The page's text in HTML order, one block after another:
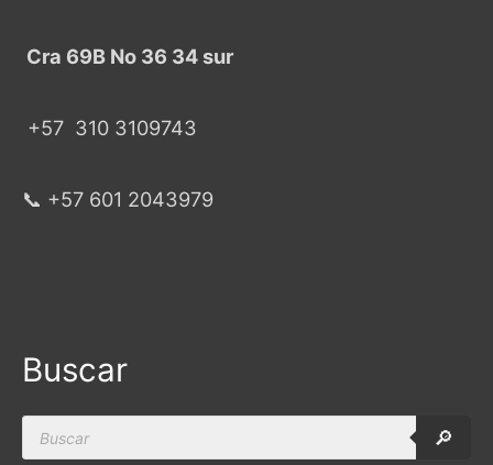
Cra 69B No 36 34 sur
+57 310 3109743
📞 +57 601 2043979
Buscar
Products
search
🔎